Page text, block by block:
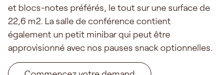
et blocs-notes préférés, le tout sur une surface de
22,6 m2. La salle de conférence contient
également un petit minibar qui peut être
approvisionné avec nos pauses snack optionnelles.